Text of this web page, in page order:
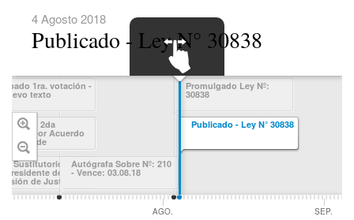
4 Agosto 2018
Publicado - Ley N° 30838
SWIPE TO
NAVIGATE
Permanente -
Sustitutorio - del
de la
de Justicia,
Villavicencio C.,
en Sala).-
1ra. votación -
texto
2da
- por Acuerdo
Junta de
Autógrafa Sobre Nº: 210
- Vence: 03.08.18
Promulgado Ley Nº:
30838
Publicado - Ley N° 30838
AGO. SEP.